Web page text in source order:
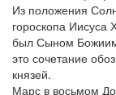
Из положения
гороскопа Иисуса
был Сыном
это сочетание
князей.
Марс в восьмом